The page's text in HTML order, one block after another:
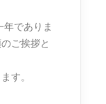
でありま
ご挨拶と
す。